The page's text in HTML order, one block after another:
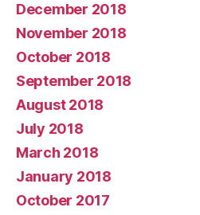
December 2018
November 2018
October 2018
September 2018
August 2018
July 2018
March 2018
January 2018
October 2017